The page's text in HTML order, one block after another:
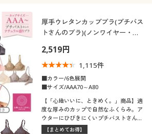
厚手ウレタンカップブラ(プチバス
トさんのブラ)(ノンワイヤー・フ
2,519円
1,115件
■カラー/6色展開
■サイズ/AAA70～A80
【「心地いいに、ときめく。」商品】適
度な厚みのカップで自然なふくらみ。ア
ウターにひびきにくいプチバストさんの
シームレスカップブラ
【まとめてお得】